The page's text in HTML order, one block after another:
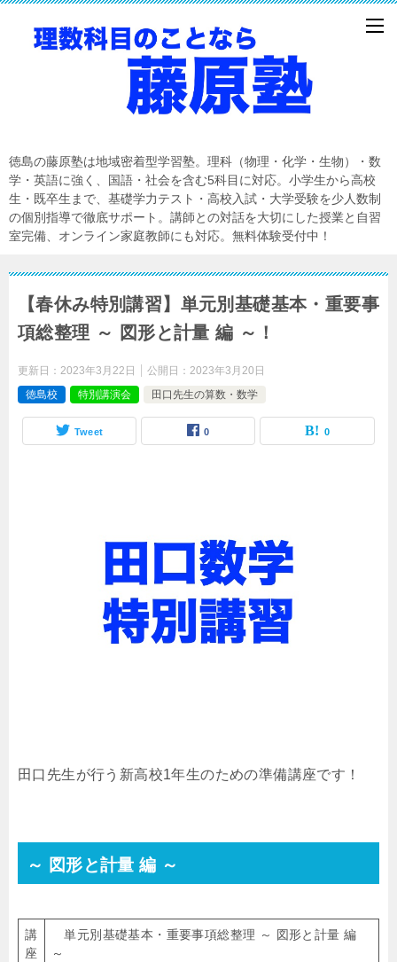
徳島の藤原塾は地域密着型学習塾。理科（物理・化学・生物）・数
学・英語に強く、国語・社会を含む5科目に対応。小学生から高校
生・既卒生まで、基礎学力テスト・高校入試・大学受験を少人数制
の個別指導で徹底サポート。講師との対話を大切にした授業と自習
室完備、オンライン家庭教師にも対応。無料体験受付中！
【春休み特別講習】単元別基礎基本・重要事
項総整理 ～ 図形と計量 編 ～！
更新日： 2023年3月22日 公開日： 2023年3月20日
徳島校
特別講演会 田口先生の算数・数学
Tweet 0 0
田口先生が行う新高校1年生のための準備講座です！
～ 図形と計量 編 ～
講
座
単元別基礎基本・重要事項総整理 ～ 図形と計量 編
～